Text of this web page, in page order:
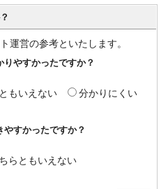
運営の参考といたします。
やすかったですか？
もいえない
分かりにくい
すかったですか？
らともいえない